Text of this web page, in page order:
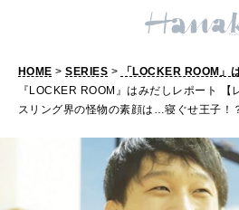
FOOD
どこ行く？
HOME >SERIES > 「LOCKER ROOM」
『LOCKER ROOM』はみだしレポート 【
スリング界の怪物の素顔は…寝ぐせ王子！